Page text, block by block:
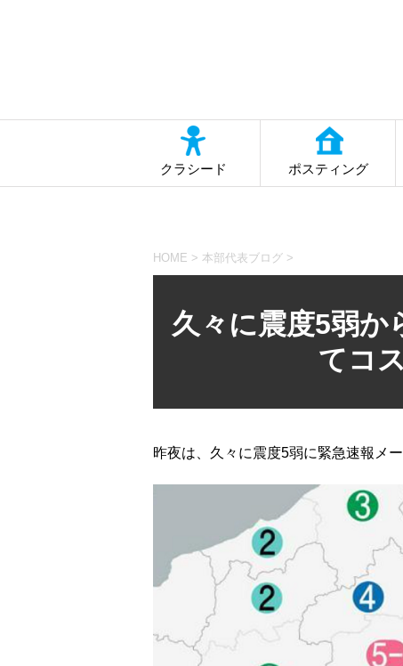
クラシード ポスティング
HOME > 本部代表ブログ >
久々に震度5弱か
てコ
昨夜は、久々に震度5弱に緊急速報メ